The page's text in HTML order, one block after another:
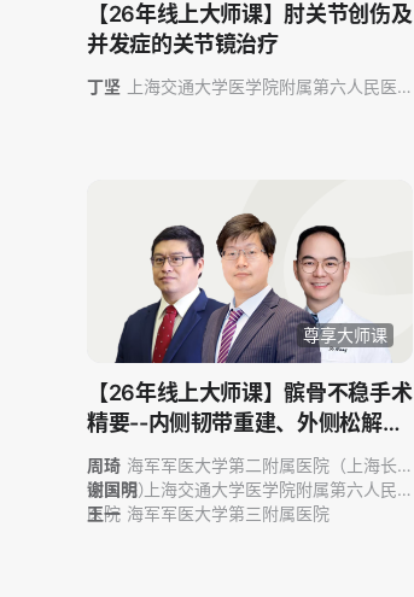
【26年线上大师课】肘关节创伤及
并发症的关节镜治疗
丁坚
上海交通大学医学院附属第六人民医
尊享大师课
【26年线上大师课】髌骨不稳手术
精要--内侧韧带重建、外侧松解与
胫骨结节移位
周琦 海军军医大学第二附属医院（上海长
征医院）
谢国明
上海交通大学医学院附属第六人民
医院
王一 海军军医大学第三附属医院